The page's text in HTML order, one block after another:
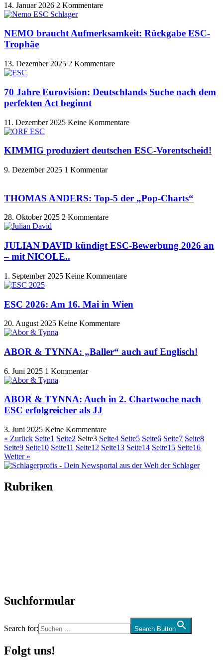
14. Januar 2026 2 Kommentare
NEMO braucht Aufmerksamkeit: Rückgabe ESC-
Trophäe
13. Dezember 2025 2 Kommentare
70 Jahre Eurovision: Deutschlands Suche nach dem
perfekten Act beginnt
11. Dezember 2025 Keine Kommentare
KIMMIG produziert deutschen ESC-Vorentscheid!
9. Dezember 2025 1 Kommentar
THOMAS ANDERS: Top-5 der „Pop-Charts“
28. Oktober 2025 2 Kommentare
JULIAN DAVID kündigt ESC-Bewerbung 2026 an
– mit NICOLE..
1. September 2025 Keine Kommentare
ESC 2026: Am 16. Mai in Wien
20. August 2025 Keine Kommentare
ABOR & TYNNA: „Baller“ auch auf Englisch!
6. Juni 2025 1 Kommentar
ABOR & TYNNA: Auch in 2. Chartwoche nach
ESC erfolgreicher als JJ
3. Juni 2025 Keine Kommentare
« Zurück Seite1 Seite2 Seite3 Seite4 Seite5 Seite6 Seite7 Seite8
Seite9 Seite10 Seite11 Seite12 Seite13 Seite14 Seite15 Seite16
Weiter »
Rubriken
Suchformular
Search for: Search Button
Folgt uns!